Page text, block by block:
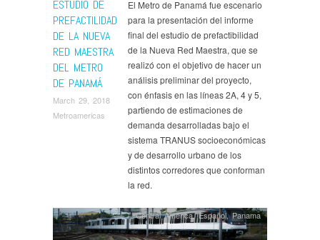
ESTUDIO DE
PREFACTILIDAD
DE LA NUEVA
RED MAESTRA
DEL METRO
DE PANAMÁ
March 29, 2018
Metroamericas
El Metro de Panamá fue escenario
para la presentación del informe
final del estudio de prefactibilidad
de la Nueva Red Maestra, que se
realizó con el objetivo de hacer un
análisis preliminar del proyecto,
con énfasis en las líneas 2A, 4 y 5,
partiendo de estimaciones de
demanda desarrolladas bajo el
sistema TRANUS socioeconómicas
y de desarrollo urbano de los
distintos corredores que conforman
la red.
Central America,Español,Panama